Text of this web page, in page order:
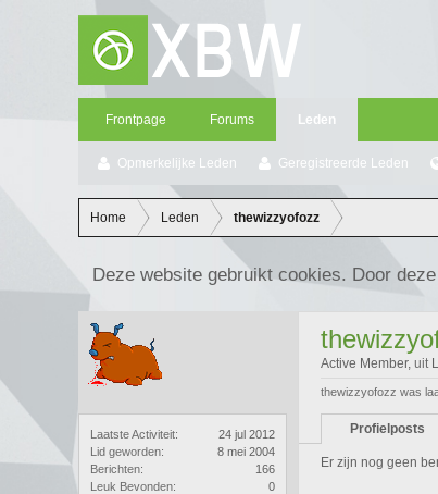
Frontpage Forums Leden
Opmerkelijke Leden Geregistreerde Leden
Home Leden thewizzyofozz
Deze website gebruikt cookies. Door
Laatste Activiteit:
24 jul 2012
Lid geworden:
8 mei 2004
Berichten:
166
Leuk Bevonden:
0
Active Member,uit
thewizzyofozz was
Profielposts
Er zijn nog geen